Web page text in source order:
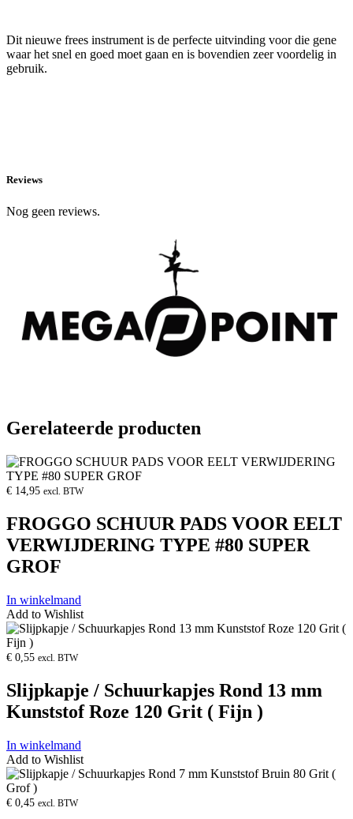
Dit nieuwe frees instrument is de perfecte uitvinding voor die gene
waar het snel en goed moet gaan en is bovendien zeer voordelig in
gebruik.
Reviews
Nog geen reviews.
Gerelateerde producten
Product
openen
€ 14,95 excl. BTW
FROGGO SCHUUR PADS VOOR EELT
VERWIJDERING TYPE #80 SUPER
GROF
In winkelmand
Add to Wishlist
Product
openen
€ 0,55 excl. BTW
Slijpkapje / Schuurkapjes Rond 13 mm
Kunststof Roze 120 Grit ( Fijn )
In winkelmand
Add to Wishlist
Product
openen
€ 0,45 excl. BTW